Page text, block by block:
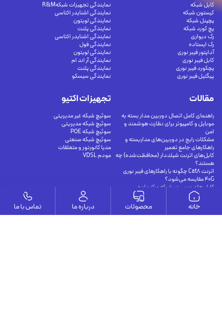
وستا
کابل شبکه
کیستون شبکه
پچپنل شبکه
پچ کورد شبکه
رک دیواری
رک ایستاده
آداپتور فیبر نوری
کابل فیبر نوری
پچکورد فیبر نوری
پیگتیل فیبر نوری
تجهیزات اکتیو
سوئیچ شبکه غیر مدیریتی
سوئیچ شبکه مدیریتی
سوئیچ شبکه POE
سوئیچ شبکه صنعتی
مدیا کانورتور و متعلقات
مودم VDSL
نمایندگی تجهیزات شبکهR&M
نمایندگی اشنایدر اکتاسی
نمایندگی لویتون
نمایندگی پلنت
نمایندگی اشنایدر اکتاسی
نمایندگی فول
نمایندگی لویتون
نمایندگی آر اند ام
نمایندگی پلنت
نمایندگی سیسکو
مقالات
راهنمای کامل اتصال دوربین مدار بسته به
موبایل و کامپیوتر برای نظارت هوشمند و
امن
مشکلات رایج در دوربین‌های مداربسته و
راهکارهای جامع تعمیر
کابل‌های اترنت شیلددار (محافظت‌شده) چه
هستند؟
اترنت Cat8 چگونه با راهکارهای فیبر نوری
40G مقایسه می‌شود؟
کابل های مسی در شبکه مرکز داده
خانه محصولات درباره ما تماس با ما